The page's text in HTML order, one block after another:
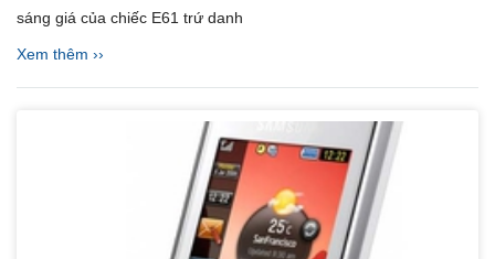
sáng giá của chiếc E61 trứ danh
Xem thêm ››